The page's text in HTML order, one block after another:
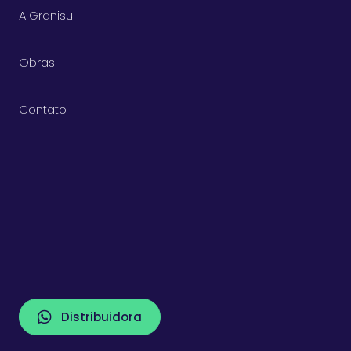
A Granisul
Obras
Contato
Distribuidora